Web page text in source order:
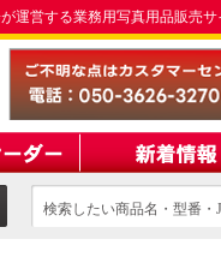
運営する業務用写真用品販売
検索したい商品名・型番